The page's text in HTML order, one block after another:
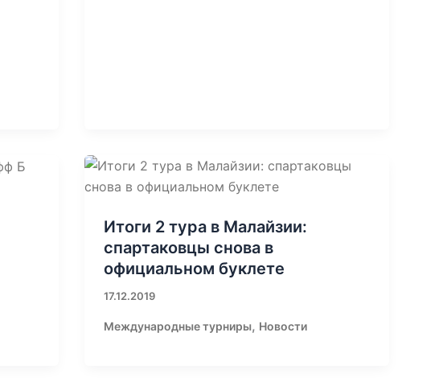
Итоги 2 тура в Малайзии:
спартаковцы снова в
официальном буклете
17.12.2019
Международные турниры, Новости